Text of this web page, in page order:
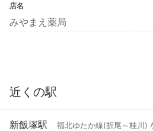
店名
みやまえ薬局
近くの駅
新飯塚駅 福北ゆたか線(折尾～桂川)